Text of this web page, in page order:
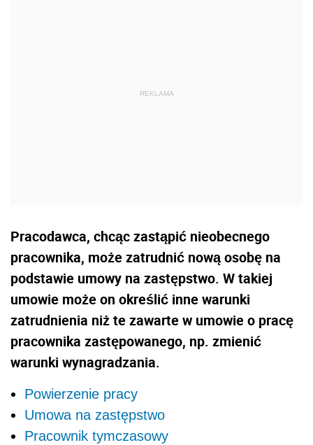
Pracodawca, chcąc zastąpić nieobecnego
pracownika, może zatrudnić nową osobę na
podstawie umowy na zastępstwo. W takiej
umowie może on określić inne warunki
zatrudnienia niż te zawarte w umowie o pracę
pracownika zastępowanego, np. zmienić
warunki wynagradzania.
Powierzenie pracy
Umowa na zastępstwo
Pracownik tymczasowy